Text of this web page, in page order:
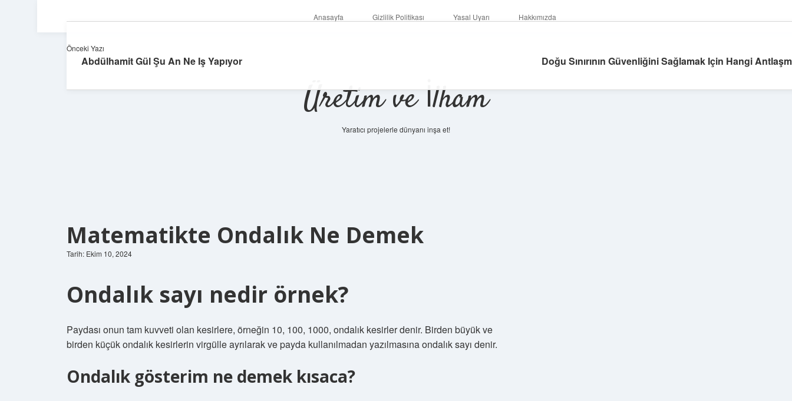
Anasayfa Gizlilik Politikası Yasal Uyarı Hakkımızda
Üretim ve İlham
Yaratıcı projelerle dünyanı inşa et!
Matematikte Ondalık Ne Demek
Tarih: Ekim 10, 2024
Ondalık sayı nedir örnek?
Paydası onun tam kuvveti olan kesirlere, örneğin 10, 100, 1000, ondalık kesirler denir. Birden büyük ve
birden küçük ondalık kesirlerin virgülle ayrılarak ve payda kullanılmadan yazılmasına ondalık sayı denir.
Ondalık gösterim ne demek kısaca?
Önceki Yazı
Abdülhamit Gül Şu An Ne Iş Yapıyor Doğu Sınırının Güvenliğini Sağlamak Için Hangi